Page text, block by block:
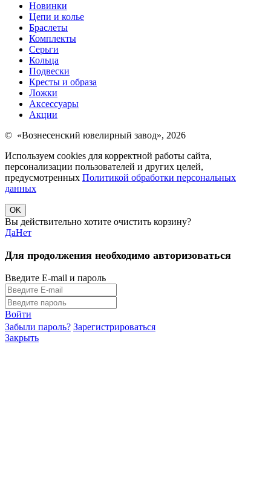
Новинки
Цепи и колье
Браслеты
Комплекты
Серьги
Кольца
Подвески
Кресты и образа
Ложки
Аксессуары
Акции
© «Вознесенский ювелирный завод», 2026
Используем cookies для корректной работы сайта,
персонализации пользователей и других целей,
предусмотренных Политикой обработки персональных
данных
OK
Вы действительно хотите очистить корзину?
ДаНет
Для продолжения необходимо авторизоваться
Введите E-mail и пароль
Войти
Забыли пароль? Зарегистрироваться
Закрыть